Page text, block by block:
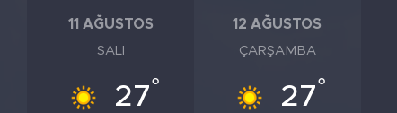
11 AĞUSTOS
SALI
27°
12 AĞUSTOS
ÇARŞAMBA
27°